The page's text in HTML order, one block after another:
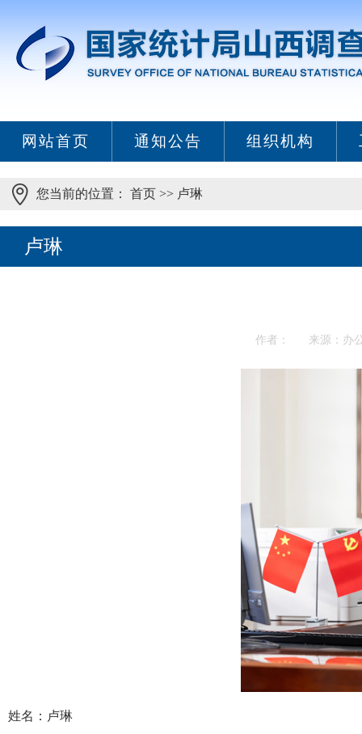
网站首页 通知公告 组织机构
您当前的位置： 首页 >> 卢琳
卢琳
作者： 来源：办
姓名：卢琳